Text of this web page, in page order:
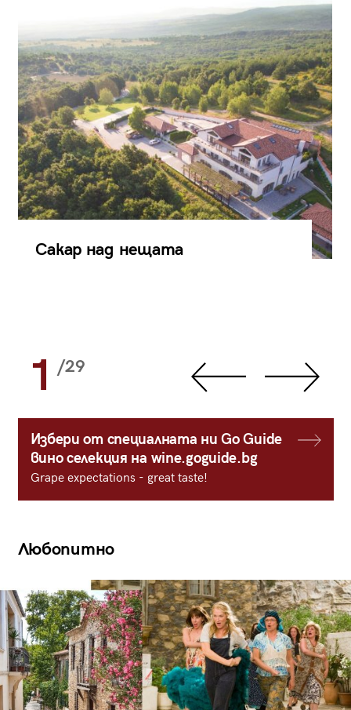
Сакар над нещата
1 /29
Избери от специалната ни Go Guide
вино селекция на wine.goguide.bg
Grape expectations - great taste!
Любопитно